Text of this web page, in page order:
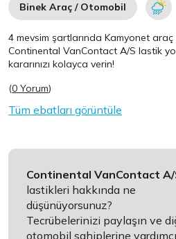
Binek Araç / Otomobil
4 mevsim şartlarında Kamyonet
Continental VanContact A/S lastik
kararınızı kolayca verin!
(0 Yorum)
Tüm ebatları görüntüle
Continental VanContact A/
lastikleri hakkında ne
düşünüyorsunuz?
Tecrübelerinizi paylaşın ve
otomobil sahiplerine